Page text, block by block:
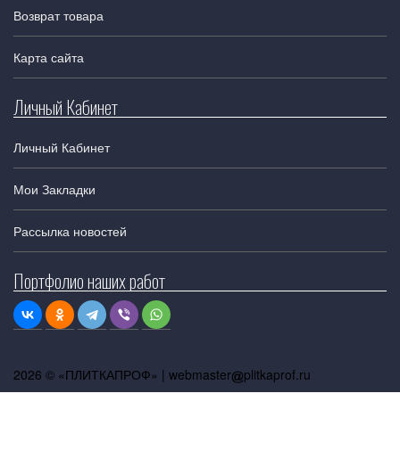
Возврат товара
Карта сайта
Личный Кабинет
Личный Кабинет
Мои Закладки
Рассылка новостей
Портфолио наших работ
2026 © «ПЛИТКАПРОФ» | webmaster plitkaprof.ru